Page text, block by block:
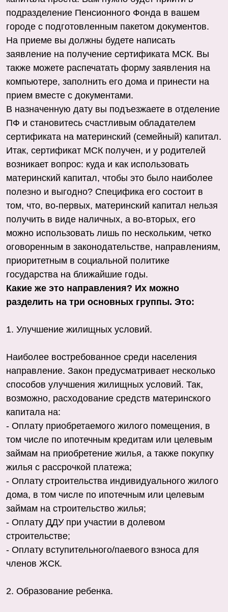
подразделение Пенсионного Фонда в вашем
городе с подготовленным пакетом документов.
На приеме вы должны будете написать
заявление на получение сертификата МСК. Вы
также можете распечатать форму заявления на
компьютере, заполнить его дома и принести на
прием вместе с документами.
В назначенную дату вы подъезжаете в отделение
ПФ и становитесь счастливым обладателем
сертификата на материнский (семейный) капитал.
Итак, сертификат МСК получен, и у родителей
возникает вопрос: куда и как использовать
материнский капитал, чтобы это было наиболее
полезно и выгодно? Специфика его состоит в
том, что, во-первых, материнский капитал нельзя
получить в виде наличных, а во-вторых, его
можно использовать лишь по нескольким, четко
оговоренным в законодательстве, направлениям,
приоритетным в социальной политике
государства на ближайшие годы.
Какие же это направления? Их можно
разделить на три основных группы. Это:
1. Улучшение жилищных условий.
Наиболее востребованное среди населения
направление. Закон предусматривает несколько
способов улучшения жилищных условий. Так,
возможно, расходование средств материнского
капитала на:
- Оплату приобретаемого жилого помещения, в
том числе по ипотечным кредитам или целевым
займам на приобретение жилья, а также покупку
жилья с рассрочкой платежа;
- Оплату строительства индивидуального жилого
дома, в том числе по ипотечным или целевым
займам на строительство жилья;
- Оплату ДДУ при участии в долевом
строительстве;
- Оплату вступительного/паевого взноса для
членов ЖСК.
2. Образование ребенка.